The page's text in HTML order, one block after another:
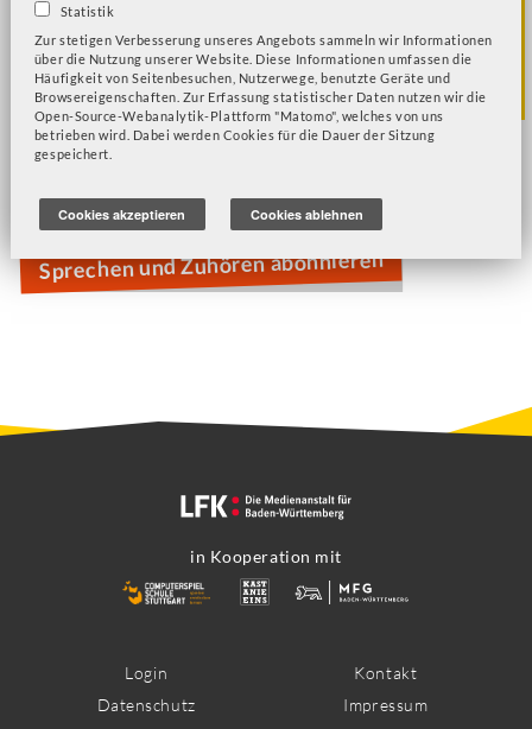
Sprechen und
Zuhören
Statistik
Zur stetigen Verbesserung unseres Angebots sammeln wir Informationen
über die Nutzung unserer Website. Diese Informationen umfassen die
Häufigkeit von Seitenbesuchen, Nutzerwege, benutzte Geräte und
Browsereigenschaften. Zur Erfassung statistischer Daten nutzen wir die
Open-Source-Webanalytik-Plattform "Matomo", welches von uns
betrieben wird. Dabei werden Cookies für die Dauer der Sitzung
gespeichert.
Cookies akzeptieren Cookies ablehnen
The Legend of Zelda: Breath of the Wild
Among Us
Sprechen und Zuhören abonnieren
in Kooperation mit
Footer
Login
Kontakt
Datenschutz
Impressum